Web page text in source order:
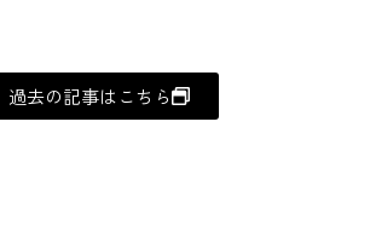
過去の記事はこちら